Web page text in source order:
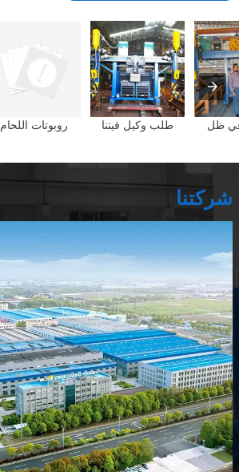
روبوتات اللحام طلب وكيل فيتنا في ظل
شركتنا